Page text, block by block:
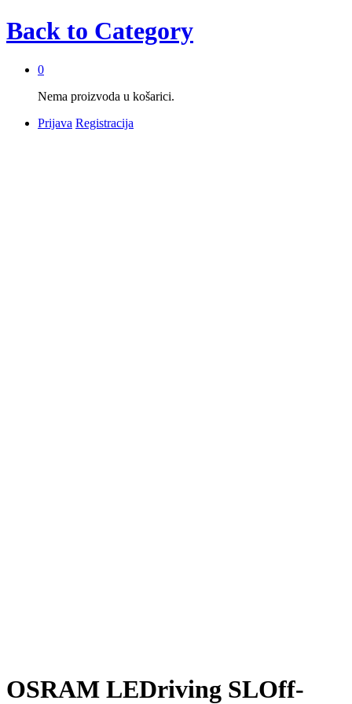
Back to Category
0
Nema proizvoda u košarici.
Prijava Registracija
OSRAM LEDriving SLOff-